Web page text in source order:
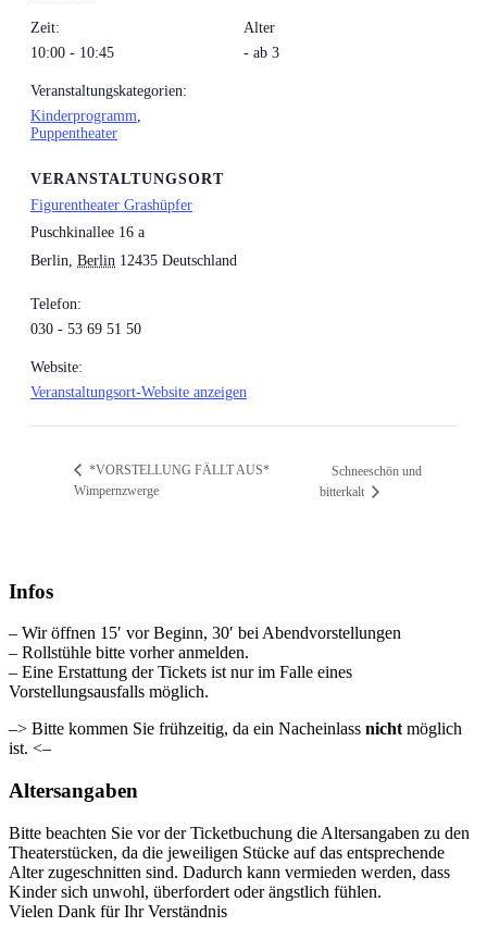
Zeit:
10:00 - 10:45
Veranstaltungskategorien:
Kinderprogramm,
Puppentheater
VERANSTALTUNGSORT
Figurentheater Grashüpfer
Puschkinallee 16 a
Berlin Berlin 12435 Deutschland
Telefon:
030 - 53 69 51 50
Website:
Veranstaltungsort-Website anzeigen
Alter
- ab 3
*VORSTELLUNG FÄLLT AUS*
Wimpernzwerge
Schneeschön und
bitterkalt
Infos
– Wir öffnen 15′ vor Beginn, 30′ bei Abendvorstellungen
– Rollstühle bitte vorher anmelden.
– Eine Erstattung der Tickets ist nur im Falle eines
Vorstellungsausfalls möglich.
–> Bitte kommen Sie frühzeitig, da ein Nacheinlass nicht möglich
ist. <–
Altersangaben
Bitte beachten Sie vor der Ticketbuchung die Altersangaben zu den
Theaterstücken, da die jeweiligen Stücke auf das entsprechende
Alter zugeschnitten sind. Dadurch kann vermieden werden, dass
Kinder sich unwohl, überfordert oder ängstlich fühlen.
Vielen Dank für Ihr Verständnis